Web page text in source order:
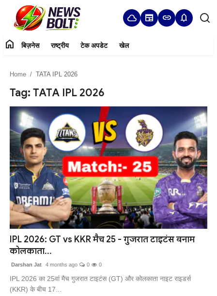
cloud newspaper link notifications
बिज़नेस
राष्ट्रीय
टेक अपडेट
खेल
हमारे बारे में
संपर्क करें
home बिज़नेस राष्ट्रीय टेक अपडेट खेल
Home TATA IPL 2026
Tag: TATA IPL 2026
IPL 2026: GT vs KKR मैच 25 - गुजरात टाइटंस बनाम
कोलकाता...
Darshan Jat 4 months ago 0 0
IPL 2026 का 25वां मैच गुजरात टाइटंस (GT) और कोलकाता नाइट राइडर्स
(KKR) के बीच 17...